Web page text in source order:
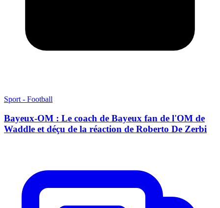
Sport - Football
Bayeux-OM : Le coach de Bayeux fan de l'OM de
Waddle et déçu de la réaction de Roberto De Zerbi